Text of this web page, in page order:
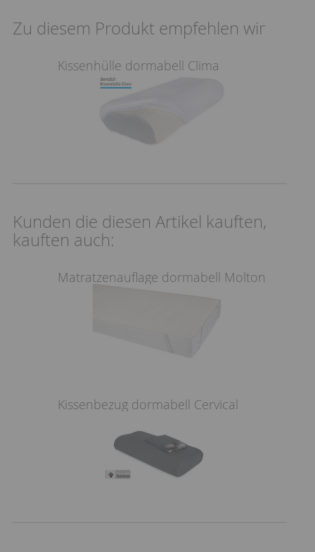
Zu diesem Produkt empfehlen wir
Kissenhülle dormabell Clima
Kunden die diesen Artikel kauften,
kauften auch:
Matratzenauflage dormabell Molton
Kissenbezug dormabell Cervical